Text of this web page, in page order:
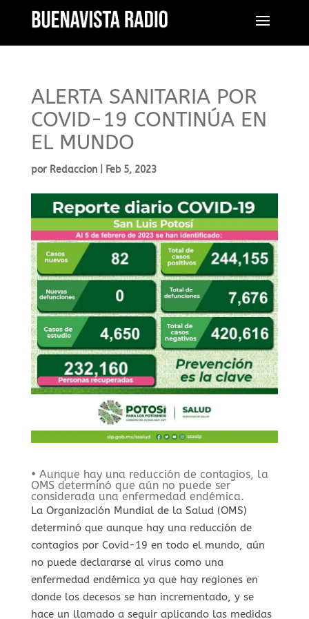
ALERTA SANITARIA POR
COVID-19 CONTINÚA EN
EL MUNDO
por Redaccion| Feb 5, 2023
• Aunque hay una reducción de contagios, la
OMS determinó que aún no puede ser
considerada una enfermedad endémica.
La Organización Mundial de la Salud (OMS)
determinó que aunque hay una reducción de
contagios por Covid-19 en todo el mundo, aún
no puede declararse al virus como una
enfermedad endémica ya que hay regiones en
donde los decesos se han incrementado, y se
hace un llamado a seguir aplicando las medidas